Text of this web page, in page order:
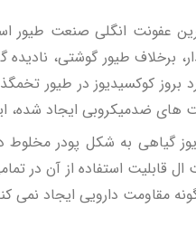
عفونت انگلی صنعت
برخلاف طیور گوشتی،
بروز کوکسیدیوز در طیور
های ضدمیکروبی ایجاد شده،
گیاهی به شکل پودر مخلوط
قابلیت استفاده از آن در
مقاومت دارویی ایجاد نمی